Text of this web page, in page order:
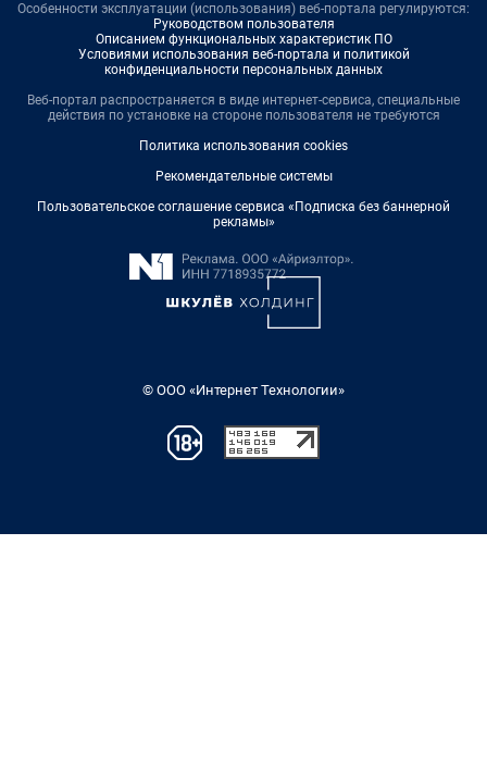
Особенности эксплуатации (использования) веб-портала регулируются:
Руководством пользователя
Описанием функциональных характеристик ПО
Условиями использования веб-портала и политикой
конфиденциальности персональных данных
Веб-портал распространяется в виде интернет-сервиса, специальные
действия по установке на стороне пользователя не требуются
Политика использования cookies
Рекомендательные системы
Пользовательское соглашение сервиса «Подписка без баннерной
рекламы»
© ООО «Интернет Технологии»